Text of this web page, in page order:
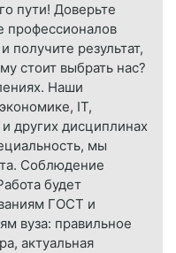
пути! Доверьте
профессионалов
получите результат,
стоит выбрать нас?
Наши
IT,
других дисциплинах
мы
Соблюдение
будет
ГОСТ и
вуза: правильное
актуальная